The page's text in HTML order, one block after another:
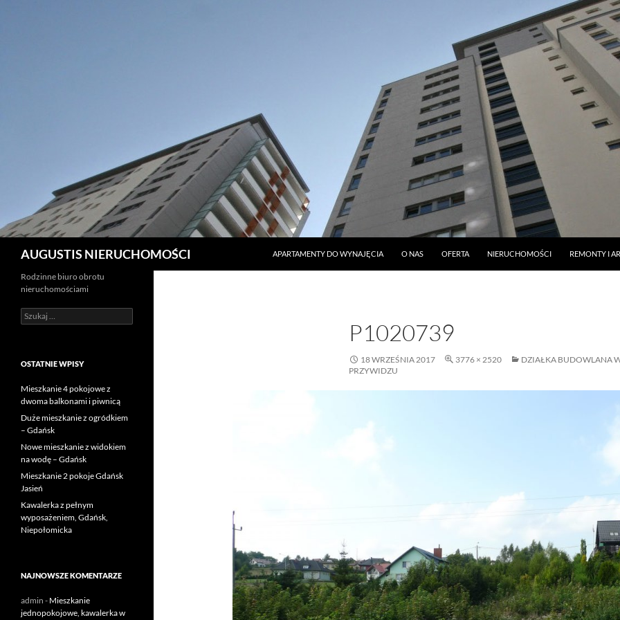
AUGUSTIS NIERUCHOMOŚCI
APARTAMENTY DO WYNAJĘCIA
O NAS OFERTA NIERUCHOMOŚCI REMONTY I
P1020739
18 WRZEŚNIA 2017 3776 × 2520
DZIAŁKA BUDOWLANA
PRZYWIDZU
Rodzinne biuro obrotu
nieruchomościami
Szukaj:
OSTATNIE WPISY
Mieszkanie 4 pokojowe z
dwoma balkonami i piwnicą
Duże mieszkanie z ogródkiem
– Gdańsk
Nowe mieszkanie z widokiem
na wodę – Gdańsk
Mieszkanie 2 pokoje Gdańsk
Jasień
Kawalerka z pełnym
wyposażeniem, Gdańsk,
Niepołomicka
NAJNOWSZE KOMENTARZE
admin - Mieszkanie
jednopokojowe, kawalerka w